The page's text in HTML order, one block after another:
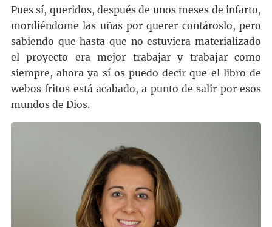
Pues sí, queridos, después de unos meses de infarto,
mordiéndome las uñas por querer contároslo, pero
sabiendo que hasta que no estuviera materializado
el proyecto era mejor trabajar y trabajar como
siempre, ahora ya sí os puedo decir que el libro de
webos fritos está acabado, a punto de salir por esos
mundos de Dios.